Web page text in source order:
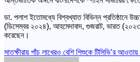
ডা. পলাশ ইতোমধ্যে বিশ্বখ্যাত বিভিন্ন প্রতিষ্ঠানে
(ডিসেম্বর ২০২৪), আহমেদাবাদ, গুজরাট, ভারত
করেছেন।
Post
সাতক্ষীরায় পাঁচ লাখেরও বেশি শিশুকে টিসিভি’র